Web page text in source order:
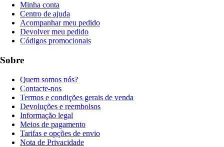
Minha conta
Centro de ajuda
Acompanhar meu pedido
Devolver meu pedido
Códigos promocionais
Sobre
Quem somos nós?
Contacte-nos
Termos e condições gerais de venda
Devoluções e reembolsos
Informação legal
Meios de pagamento
Tarifas e opções de envio
Nota de Privacidade